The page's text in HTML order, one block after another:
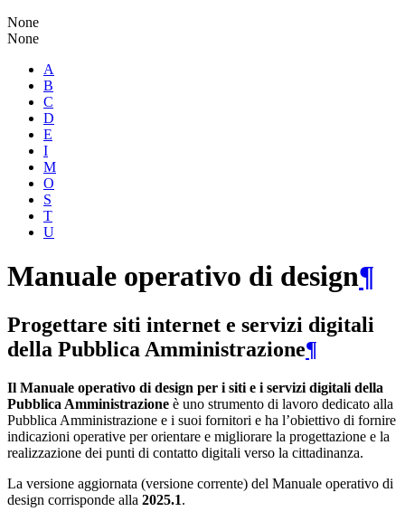
None
None
A
B
C
D
E
I
M
O
S
T
U
Manuale operativo di design¶
Progettare siti internet e servizi digitali
della Pubblica Amministrazione¶
Il Manuale operativo di design per i siti e i servizi digitali della
Pubblica Amministrazione è uno strumento di lavoro dedicato alla
Pubblica Amministrazione e i suoi fornitori e ha l’obiettivo di fornire
indicazioni operative per orientare e migliorare la progettazione e la
realizzazione dei punti di contatto digitali verso la cittadinanza.
La versione aggiornata (versione corrente) del Manuale operativo di
design corrisponde alla 2025.1.